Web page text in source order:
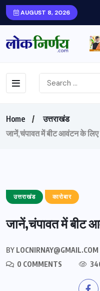
AUGUST 8, 2026
Home
उत्तराखंड
जानें,चंपावत में बीट आवंटन के लिए
उत्तराखंड कारोबार
जानें,चंपावत में बीट
BY LOCNIRNAY@GMAIL.COM
0 COMMENTS